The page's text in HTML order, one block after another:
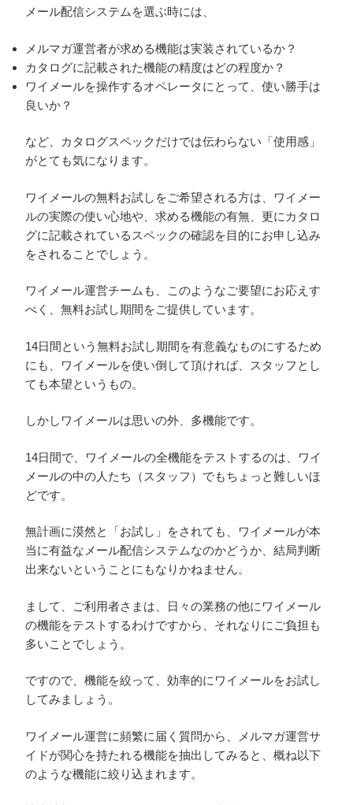
メール配信システムを選ぶ時には、
メルマガ運営者が求める機能は実装されているか？
カタログに記載された機能の精度はどの程度か？
ワイメールを操作するオペレータにとって、使い勝手は
良いか？
など、カタログスペックだけでは伝わらない「使用感」
がとても気になります。
ワイメールの無料お試しをご希望される方は、ワイメー
ルの実際の使い心地や、求める機能の有無、更にカタロ
グに記載されているスペックの確認を目的にお申し込み
をされることでしょう。
ワイメール運営チームも、このようなご要望にお応えす
べく、無料お試し期間をご提供しています。
14日間という無料お試し期間を有意義なものにするため
にも、ワイメールを使い倒して頂ければ、スタッフとし
ても本望というもの。
しかしワイメールは思いの外、多機能です。
14日間で、ワイメールの全機能をテストするのは、ワイ
メールの中の人たち（スタッフ）でもちょっと難しいほ
どです。
無計画に漠然と「お試し」をされても、ワイメールが本
当に有益なメール配信システムなのかどうか、結局判断
出来ないということにもなりかねません。
まして、ご利用者さまは、日々の業務の他にワイメール
の機能をテストするわけですから、それなりにご負担も
多いことでしょう。
ですので、機能を絞って、効率的にワイメールをお試し
してみましょう。
ワイメール運営に頻繁に届く質問から、メルマガ運営サ
イドが関心を持たれる機能を抽出してみると、概ね以下
のような機能に絞り込まれます。